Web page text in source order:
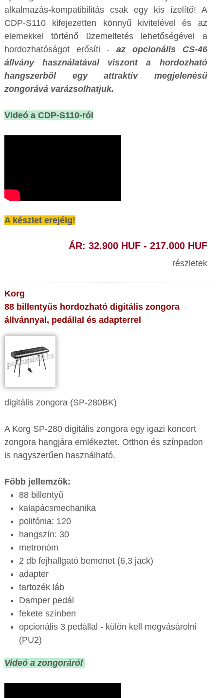
alkalmazás-kompatibilitás csak egy kis ízelítő! A
CDP-S110 kifejezetten könnyű kivitelével és az
elemekkel történő üzemeltetés lehetőségével a
hordozhatóságot erősíti -az opcionális CS-46
állvány használatával viszont a hordozható
hangszerből egy attraktív megjelenésű
zongorává varázsolhatjuk.
Videó a CDP-S110-ról
A készlet erejéig!
ÁR: 32.900 HUF - 217.000 HUF
részletek
Korg
88 billentyűs hordozható digitális zongora
állvánnyal, pedállal és adapterrel
digitális zongora (SP-280BK)
A Korg SP-280 digitális zongora egy igazi koncert
zongora hangjára emlékeztet. Otthon és színpadon
is nagyszerűen használható.
Főbb jellemzők:
88 billentyű
kalapácsmechanika
polifónia: 120
hangszín: 30
metronóm
2 db fejhallgató bemenet (6,3 jack)
adapter
tartozék láb
Damper pedál
fekete színben
opcionális 3 pedállal - külön kell megvásárolni
(PU2)
Videó a zongoráról